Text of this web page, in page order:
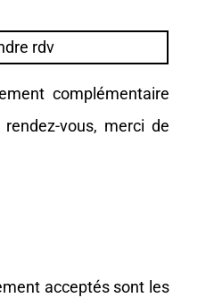
rdv
complémentaire
vous, merci de
acceptés sont les